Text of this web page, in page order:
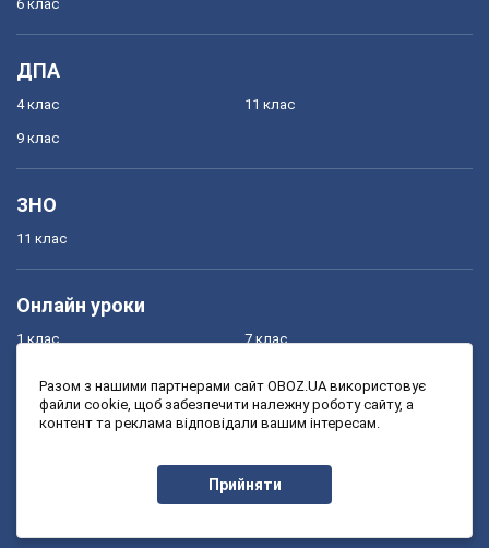
6 клас
ДПА
4 клас
9 клас
11 клас
ЗНО
11 клас
Онлайн уроки
1 клас
3 клас
7 клас
9 клас
Разом з нашими партнерами сайт OBOZ.UA використовує
файли cookie, щоб забезпечити належну роботу сайту, а
контент та реклама відповідали вашим інтересам.
Прийняти